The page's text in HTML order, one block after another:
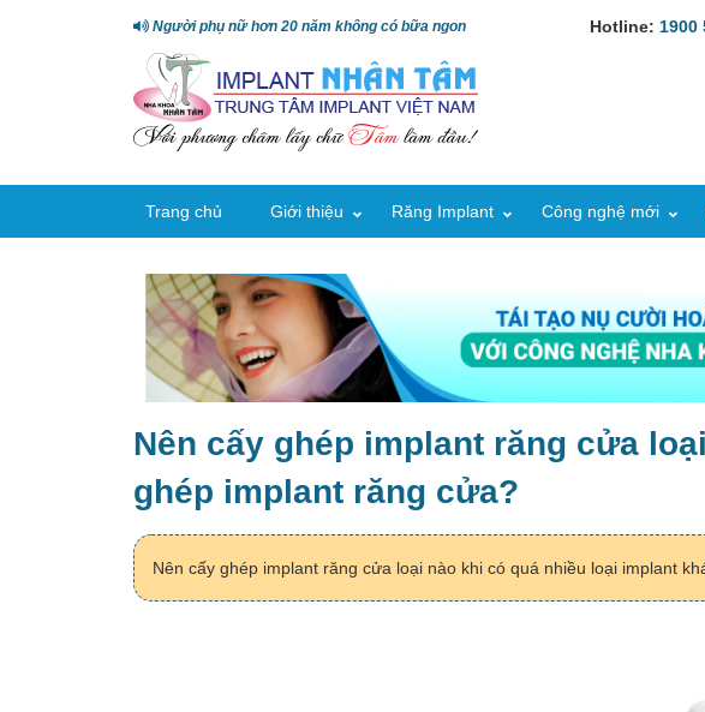
Người phụ nữ hơn 20 năm không có bữa ngon Hotline: 1900
Trang chủ Giới thiệu Răng Implant Công nghệ mới
Nên cấy ghép implant răng cửa
ghép implant răng cửa?
Nên cấy ghép implant răng cửa loại nào khi có quá nhiều loại implant